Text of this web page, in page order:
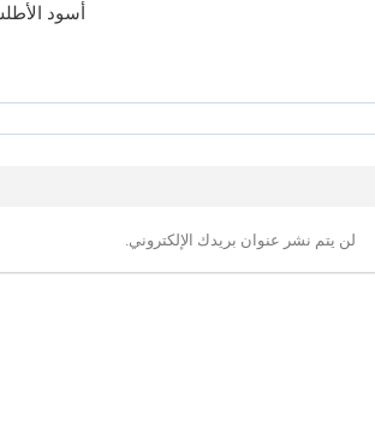
أسود
لن يتم نشر عنوان بريدك الإلكتروني.